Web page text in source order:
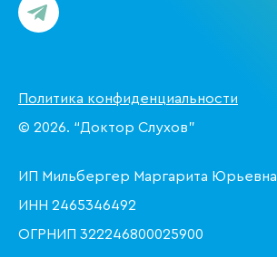
Политика конфиденциальности
© 2026. “Доктор Слухов”
ИП Мильбергер Маргарита Юрьевна
ИНН 2465346492
ОГРНИП 322246800025900